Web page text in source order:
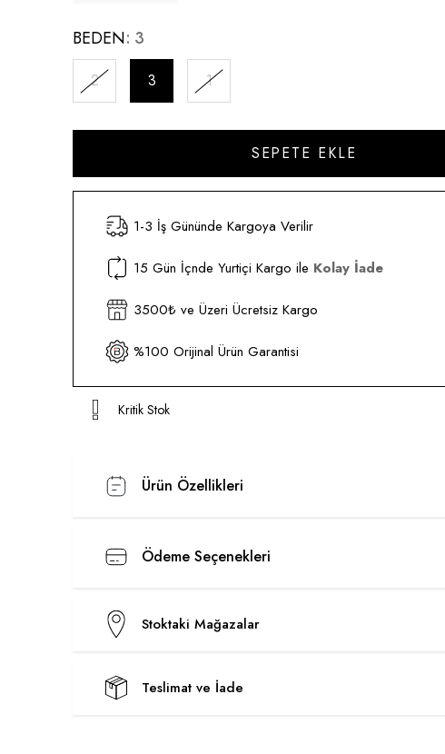
BEDEN 3
2 3 1
1-3 İş Gününde Kargoya Verilir
15 Gün İçnde Yurtiçi Kargo ile Kolay İade
3500₺ ve Üzeri Ücretsiz Kargo
%100 Orijinal Ürün Garantisi
Kritik Stok
Ürün Özellikleri
Ödeme Seçenekleri
Stoktaki Mağazalar
Teslimat ve İade